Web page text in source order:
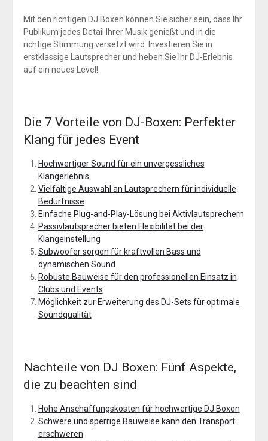
Mit den richtigen DJ Boxen können Sie sicher sein, dass Ihr
Publikum jedes Detail Ihrer Musik genießt und in die
richtige Stimmung versetzt wird. Investieren Sie in
erstklassige Lautsprecher und heben Sie Ihr DJ-Erlebnis
auf ein neues Level!
Die 7 Vorteile von DJ-Boxen: Perfekter
Klang für jedes Event
Hochwertiger Sound für ein unvergessliches
Klangerlebnis
Vielfältige Auswahl an Lautsprechern für individuelle
Bedürfnisse
Einfache Plug-and-Play-Lösung bei Aktivlautsprechern
Passivlautsprecher bieten Flexibilität bei der
Klangeinstellung
Subwoofer sorgen für kraftvollen Bass und
dynamischen Sound
Robuste Bauweise für den professionellen Einsatz in
Clubs und Events
Möglichkeit zur Erweiterung des DJ-Sets für optimale
Soundqualität
Nachteile von DJ Boxen: Fünf Aspekte,
die zu beachten sind
Hohe Anschaffungskosten für hochwertige DJ Boxen
Schwere und sperrige Bauweise kann den Transport
erschweren